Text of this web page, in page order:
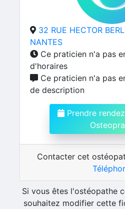
32 RUE HECTOR
NANTES
Ce praticien n'a pas
d'horaires
Ce praticien n'a pas
de description
Prendre
Contacter cet
Si vous êtes l'ostéopathe
souhaitez modifier cette